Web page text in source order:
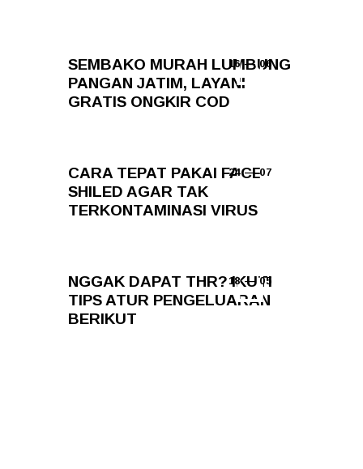
16 — 06
SEMBAKO MURAH LUMBUNG
PANGAN JATIM, LAYANI
GRATIS ONGKIR COD
24 — 07
CARA TEPAT PAKAI FACE
SHILED AGAR TAK
TERKONTAMINASI VIRUS
18 — 05
NGGAK DAPAT THR? IKUTI
TIPS ATUR PENGELUARAN
BERIKUT